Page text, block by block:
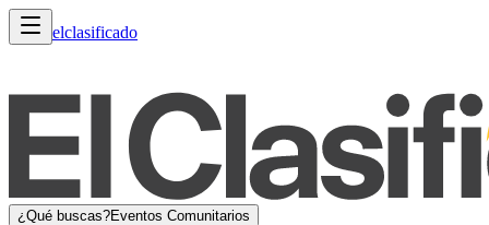
elclasificado
¿Qué buscas?Eventos Comunitarios